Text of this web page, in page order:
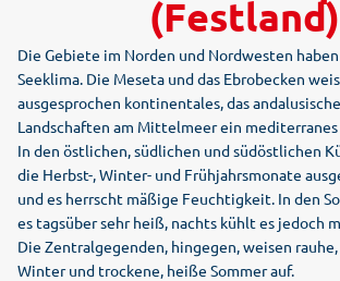
(Festland)
Die Gebiete im Norden und Nordwesten
Seeklima. Die Meseta und das Ebrobecken
ausgesprochen kontinentales, das
Landschaften am Mittelmeer ein mediterranes
In den östlichen, südlichen und südöstlichen
die Herbst-, Winter- und Frühjahrsmonate
und es herrscht mäßige Feuchtigkeit. In den
es tagsüber sehr heiß, nachts kühlt es jedoch
Die Zentralgegenden, hingegen, weisen
Winter und trockene, heiße Sommer auf.